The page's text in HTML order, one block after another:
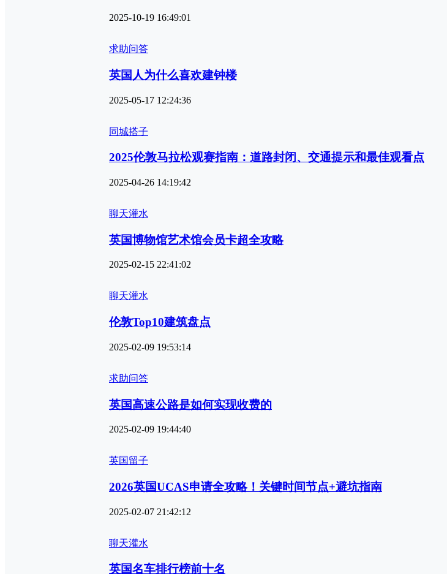
2025-10-19 16:49:01
求助问答
英国人为什么喜欢建钟楼
2025-05-17 12:24:36
同城搭子
2025伦敦马拉松观赛指南：道路封闭、交通提示和最佳观看点
2025-04-26 14:19:42
聊天灌水
英国博物馆艺术馆会员卡超全攻略
2025-02-15 22:41:02
聊天灌水
伦敦Top10建筑盘点
2025-02-09 19:53:14
求助问答
英国高速公路是如何实现收费的
2025-02-09 19:44:40
英国留子
2026英国UCAS申请全攻略！关键时间节点+避坑指南
2025-02-07 21:42:12
聊天灌水
英国名车排行榜前十名